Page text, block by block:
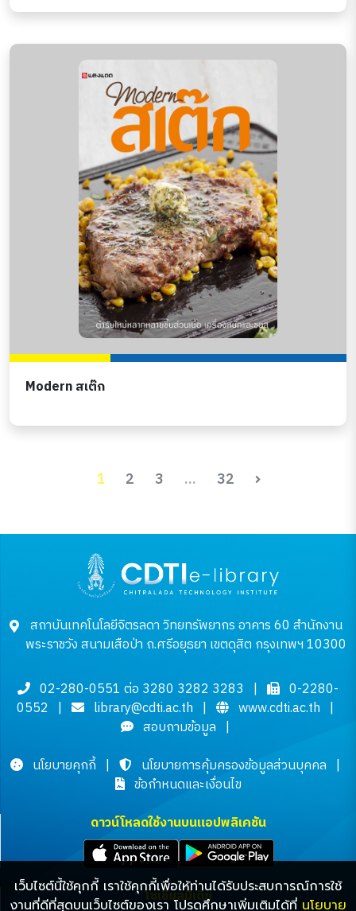
Modern สเต๊ก
1 2 3 ... 32
เว็บไซต์นี้ใช้คุกกี้ เราใช้คุกกี้เพื่อให้ท่านได้รับประสบการณ์การใช้
งานที่ดีที่สุดบนเว็บไซต์ของเรา โปรดศึกษาเพิ่มเติมได้ที่ นโยบาย
สถาบันเทคโนโลยีจิตรลดา วิทยทรัพยากร อาคาร 60 สำนักงาน
พระราชวัง สนามเสือป่า ถ.ศรีอยุธยา เขตดุสิต กรุงเทพฯ 10300
02-280-0551 ต่อ 3280 3282 3283 |
0-2280-
0552 | library@cdti.ac.th | www.cdti.ac.th |
สอบถามข้อมูล |
นโยบายคุกกี้ | นโยบายการคุ้มครองข้อมูลส่วนบุคคล |
ข้อกำหนดและเงื่อนไข
ดาวน์โหลดใช้งานบนแอปพลิเคชัน
โซเชียลมีเดีย